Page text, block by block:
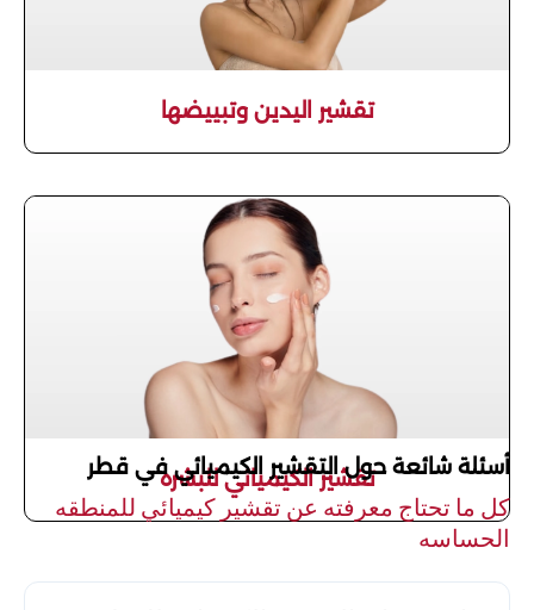
تقشير اليدين وتبييضها
تقشير الكيميائي للبشره
أسئلة شائعة حول التقشير الكيميائي في قطر
كل ما تحتاج معرفته عن تقشير كيميائي للمنطقه
الحساسه